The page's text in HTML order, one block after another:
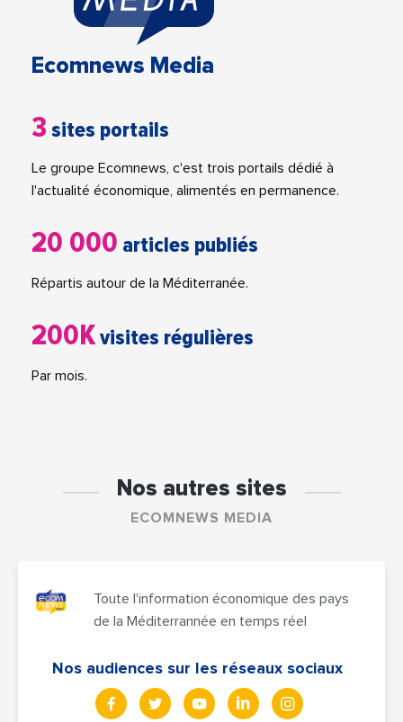
Ecomnews Media
3 sites portails
Le groupe Ecomnews, c'est trois portails dédié à
l'actualité économique, alimentés en permanence.
20 000 articles publiés
Répartis autour de la Méditerranée.
200Kvisites régulières
Par mois.
Nos autres sites
ECOMNEWS MEDIA
Toute l'information économique des pays
de la Méditerrannée en temps réel
Nos audiences sur les réseaux sociaux